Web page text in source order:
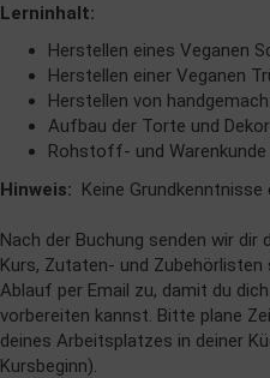
Lerninhalt:
Herstellen eines Veganen
Herstellen einer Veganen
Herstellen von
Aufbau der Torte und
Rohstoff- und Warenkunde
Hinweis: Keine
Nach der Buchung senden wir
Kurs, Zutaten- und
Ablauf per Email zu, damit du
vorbereiten kannst. Bitte plane
deines Arbeitsplatzes in deiner
Kursbeginn).